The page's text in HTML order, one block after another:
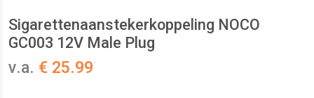
Sigarettenaanstekerkoppeling NOCO
GC003 12V Male Plug
v.a. € 25.99